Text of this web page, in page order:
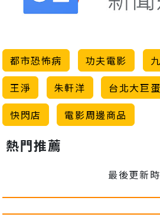
都市恐怖病 功夫電影
王淨
朱軒洋 台北大巨蛋
快閃店
電影周邊商品
熱門推薦
最後更新